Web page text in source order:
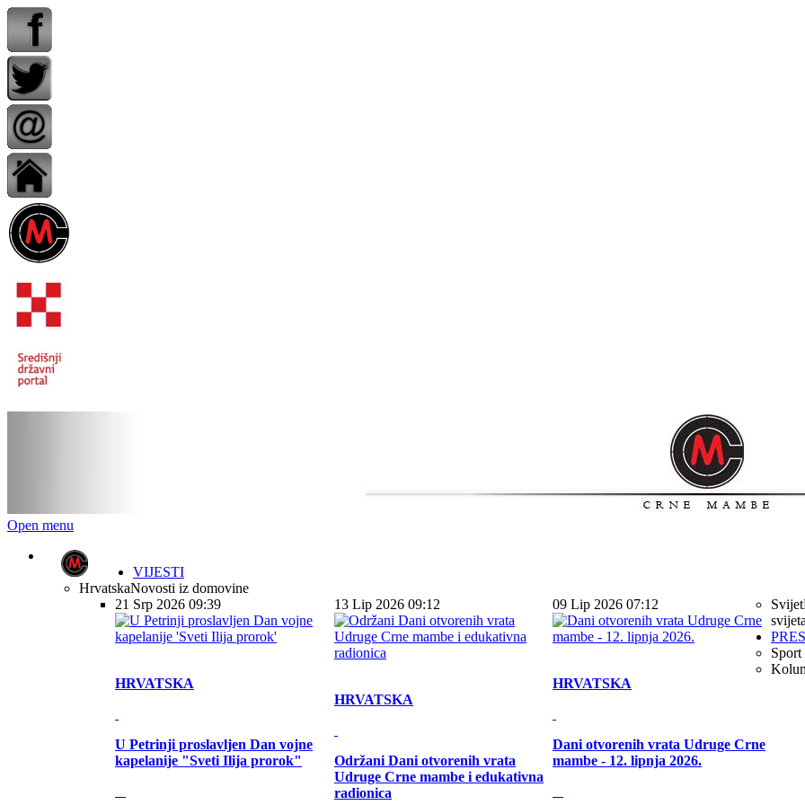
Open menu
VIJESTI
HrvatskaNovosti iz domovine
21 Srp 2026 09:39
HRVATSKA
U Petrinji proslavljen Dan vojne
kapelanije "Sveti Ilija prorok"
13 Lip 2026 09:12
HRVATSKA
Održani Dani otvorenih vrata
Udruge Crne mambe i edukativna
radionica
09 Lip 2026 07:12
HRVATSKA
Dani otvorenih vrata Udruge Crne
mambe - 12. lipnja 2026.
Svijet
svijeta
Sport